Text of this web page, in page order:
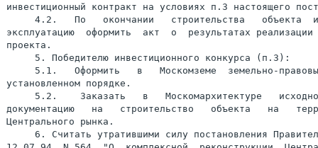
инвестиционный контракт на условиях п.3 настоящего
4.2.   По   окончании   строительства   объекта
эксплуатацию  оформить  акт  о  результатах реализации
проекта.
     5. Победителю инвестиционного конкурса (п.3):
5.1.   Оформить   в   Москомземе  земельно-
установленном порядке.
5.2.    Заказать   в   Москомархитектуре
документацию   на   строительство   объекта   на
Центрального рынка.
6. Считать утратившими силу постановления